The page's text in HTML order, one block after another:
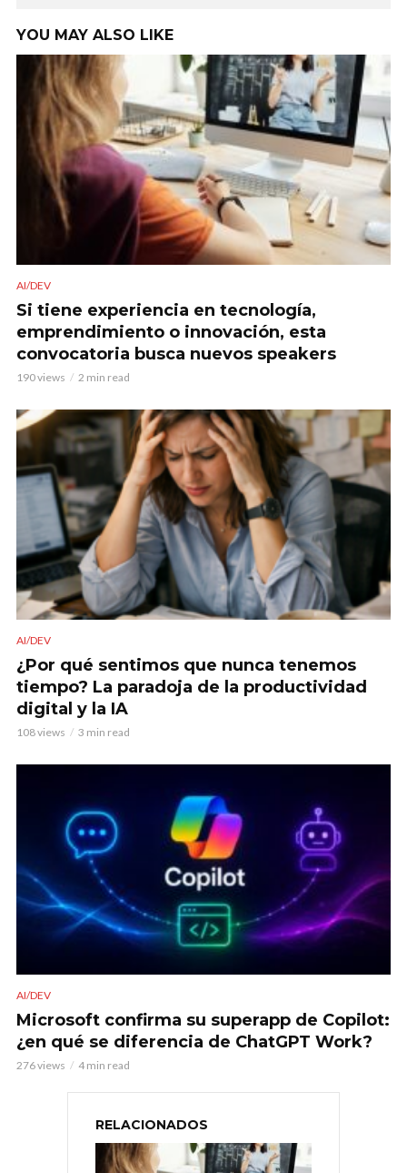
YOU MAY ALSO LIKE
AI/DEV
Si tiene experiencia en tecnología,
emprendimiento o innovación, esta
convocatoria busca nuevos speakers
190 views 2 min read
AI/DEV
¿Por qué sentimos que nunca tenemos
tiempo? La paradoja de la productividad
digital y la IA
108 views 3 min read
AI/DEV
Microsoft confirma su superapp de Copilot:
¿en qué se diferencia de ChatGPT Work?
276 views 4 min read
RELACIONADOS